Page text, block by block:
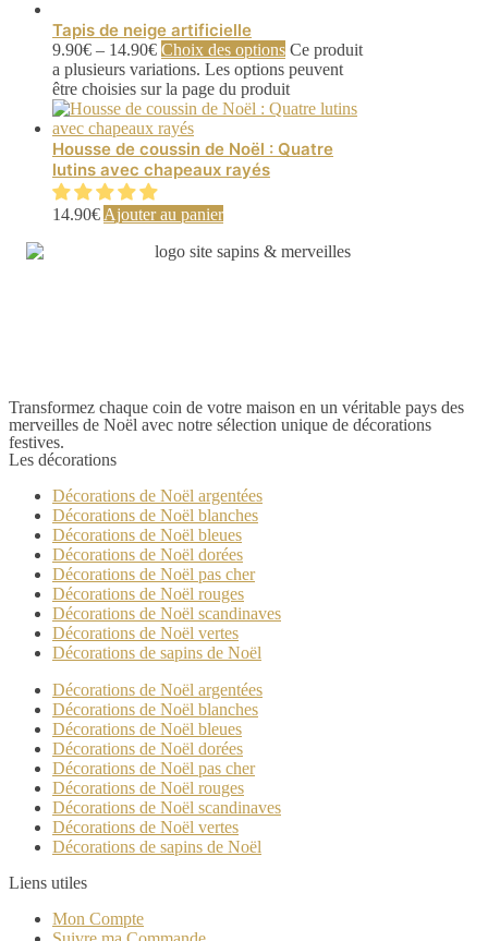
Tapis de neige artificielle
9.90€ – 14.90€ Choix des options Ce produit
a plusieurs variations. Les options peuvent
être choisies sur la page du produit
Housse de coussin de Noël : Quatre
lutins avec chapeaux rayés
14.90€ Ajouter au panier
Transformez chaque coin de votre maison en un véritable pays des
merveilles de Noël avec notre sélection unique de décorations
festives.
Les décorations
Décorations de Noël argentées
Décorations de Noël blanches
Décorations de Noël bleues
Décorations de Noël dorées
Décorations de Noël pas cher
Décorations de Noël rouges
Décorations de Noël scandinaves
Décorations de Noël vertes
Décorations de sapins de Noël
Décorations de Noël argentées
Décorations de Noël blanches
Décorations de Noël bleues
Décorations de Noël dorées
Décorations de Noël pas cher
Décorations de Noël rouges
Décorations de Noël scandinaves
Décorations de Noël vertes
Décorations de sapins de Noël
Liens utiles
Mon Compte